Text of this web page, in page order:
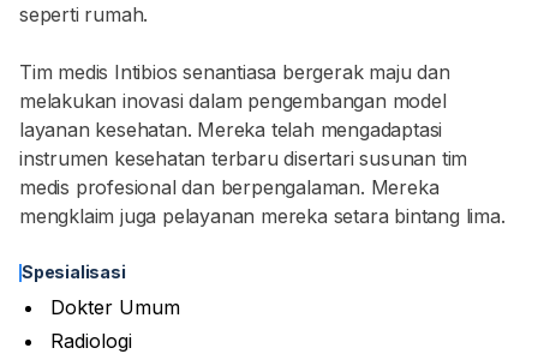
seperti rumah.
Tim medis Intibios senantiasa bergerak maju dan
melakukan inovasi dalam pengembangan model
layanan kesehatan. Mereka telah mengadaptasi
instrumen kesehatan terbaru disertari susunan tim
medis profesional dan berpengalaman. Mereka
mengklaim juga pelayanan mereka setara bintang lima.
Spesialisasi
Dokter Umum
Radiologi